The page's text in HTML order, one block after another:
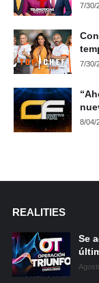
7/30/
7/30/
8/04/
REALITIES
Se